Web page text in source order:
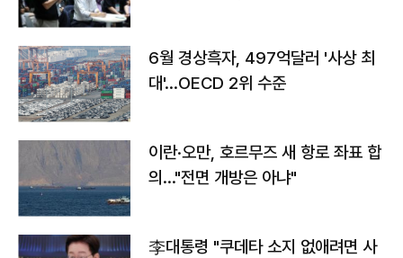
6월 경상흑자, 497억달러 '사상 최
대'…OECD 2위 수준
이란·오만, 호르무즈 새 항로 좌표 합
의…"전면 개방은 아냐"
李대통령 "쿠데타 소지 없애려면 사